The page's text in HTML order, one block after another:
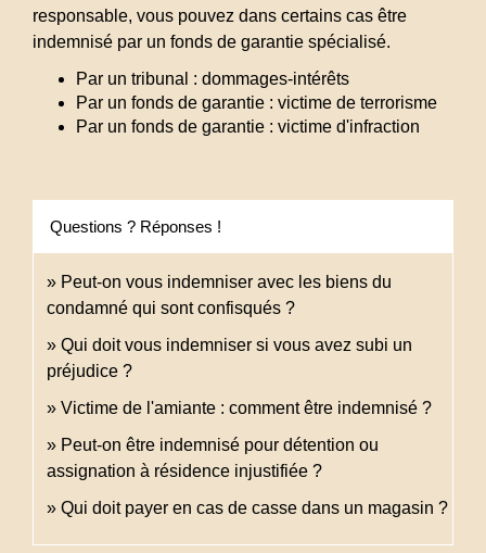
responsable, vous pouvez dans certains cas être
indemnisé par un fonds de garantie spécialisé.
Par un tribunal : dommages-intérêts
Par un fonds de garantie : victime de terrorisme
Par un fonds de garantie : victime d'infraction
Questions ? Réponses !
Peut-on vous indemniser avec les biens du
condamné qui sont confisqués ?
Qui doit vous indemniser si vous avez subi un
préjudice ?
Victime de l'amiante : comment être indemnisé ?
Peut-on être indemnisé pour détention ou
assignation à résidence injustifiée ?
Qui doit payer en cas de casse dans un magasin ?